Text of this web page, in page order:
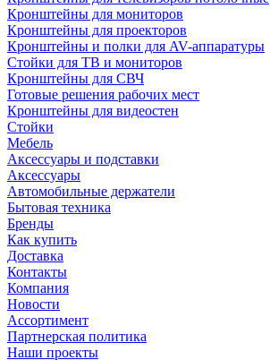
Кронштейны для мониторов
Кронштейны для проекторов
Кронштейны и полки для AV-аппаратуры
Стойки для ТВ и мониторов
Кронштейны для СВЧ
Готовые решения рабочих мест
Кронштейны для видеостен
Стойки
Мебель
Аксессуары и подставки
Аксессуары
Автомобильные держатели
Бытовая техника
Бренды
Как купить
Доставка
Контакты
Компания
Новости
Ассортимент
Партнерская политика
Наши проекты